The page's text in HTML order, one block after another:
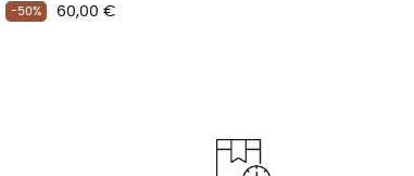
-50% Prix
60,00 €